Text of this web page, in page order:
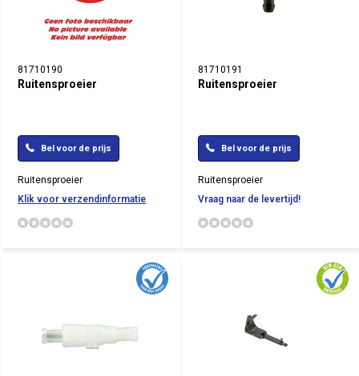
81710190
Ruitensproeier
Bel voor de prijs
Ruitensproeier
Klik voor verzendinformatie
81710191
Ruitensproeier
Bel voor de prijs
Ruitensproeier
Vraag naar de levertijd!